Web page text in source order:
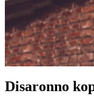
Disaronno